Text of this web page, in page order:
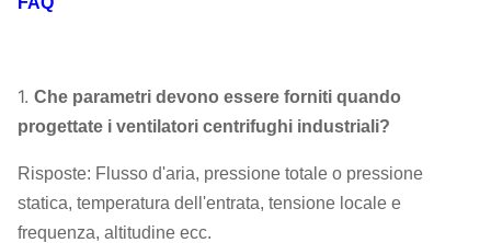
1. Che parametri devono essere forniti quando
progettate i ventilatori centrifughi industriali?
Risposte: Flusso d'aria, pressione totale o pressione
statica, temperatura dell'entrata, tensione locale e
frequenza, altitudine ecc.